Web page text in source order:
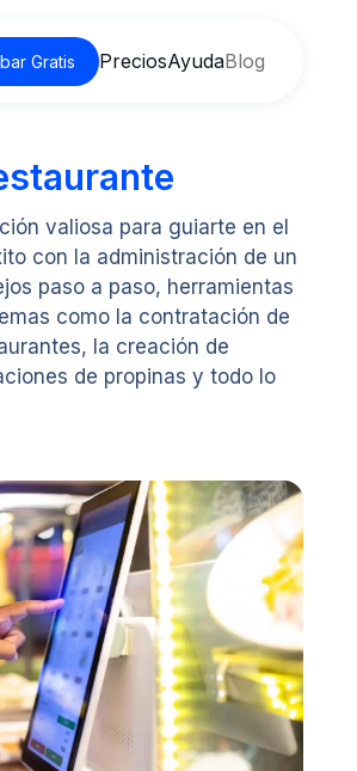
Gratis PreciosAyudaBlog
valiosa para guiarte en el
con la administración de un
paso a paso, herramientas
como la contratación de
la creación de
de propinas y todo lo